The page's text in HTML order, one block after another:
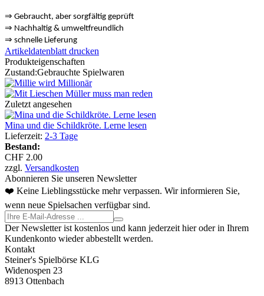
⇒ ️ Gebraucht, aber sorgfältig geprüft
⇒ ️ Nachhaltig & umweltfreundlich
⇒ ️ schnelle Lieferung
Artikeldatenblatt drucken
Produkteigenschaften
Zustand:Gebrauchte Spielwaren
Zuletzt angesehen
Mina und die Schildkröte. Lerne lesen
Lieferzeit: 2-3 Tage
Bestand:
CHF 2.00
zzgl. Versandkosten
Abonnieren Sie unseren Newsletter
❤️ Keine Lieblingsstücke mehr verpassen. Wir informieren Sie,
wenn neue Spielsachen verfügbar sind.
Der Newsletter ist kostenlos und kann jederzeit hier oder in Ihrem
Kundenkonto wieder abbestellt werden.
Kontakt
Steiner's Spielbörse KLG
Widenospen 23
8913 Ottenbach